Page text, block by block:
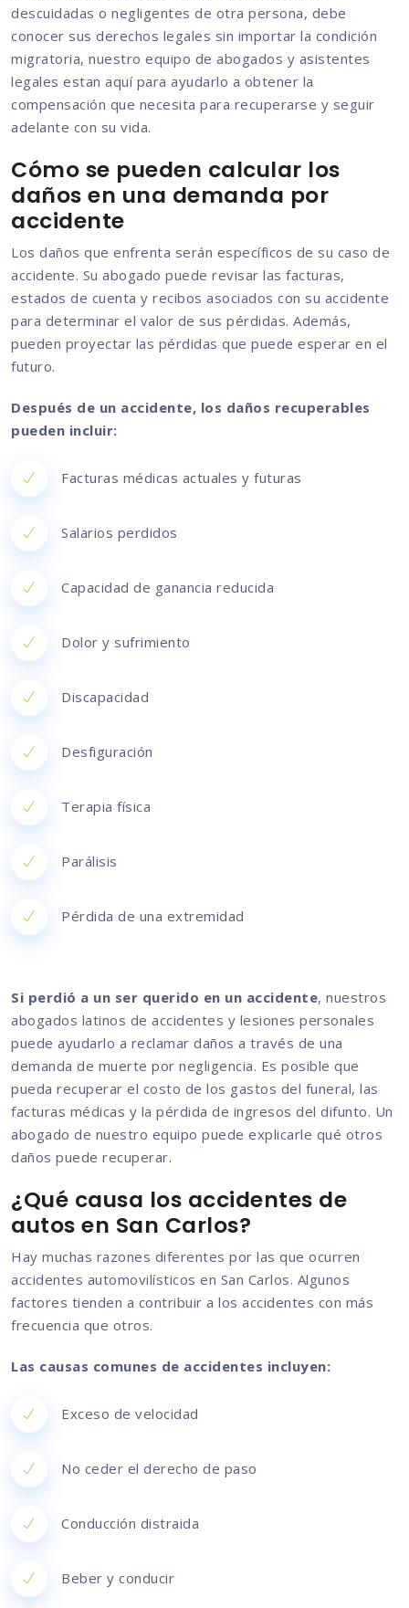
descuidadas o negligentes de otra persona, debe
conocer sus derechos legales sin importar la condición
migratoria, nuestro equipo de abogados y asistentes
legales estan aquí para ayudarlo a obtener la
compensación que necesita para recuperarse y seguir
adelante con su vida.
Cómo se pueden calcular los
daños en una demanda por
accidente
Los daños que enfrenta serán específicos de su caso de
accidente. Su abogado puede revisar las facturas,
estados de cuenta y recibos asociados con su accidente
para determinar el valor de sus pérdidas. Además,
pueden proyectar las pérdidas que puede esperar en el
futuro.
Después de un accidente, los daños recuperables
pueden incluir:
Facturas médicas actuales y futuras
Salarios perdidos
Capacidad de ganancia reducida
Dolor y sufrimiento
Discapacidad
Desfiguración
Terapia física
Parálisis
Pérdida de una extremidad
Si perdió a un ser querido en un accidente, nuestros
abogados latinos de accidentes y lesiones personales
puede ayudarlo a reclamar daños a través de una
demanda de muerte por negligencia. Es posible que
pueda recuperar el costo de los gastos del funeral, las
facturas médicas y la pérdida de ingresos del difunto. Un
abogado de nuestro equipo puede explicarle qué otros
daños puede recuperar.
¿Qué causa los accidentes de
autos en San Carlos?
Hay muchas razones diferentes por las que ocurren
accidentes automovilísticos en San Carlos. Algunos
factores tienden a contribuir a los accidentes con más
frecuencia que otros.
Las causas comunes de accidentes incluyen:
Exceso de velocidad
No ceder el derecho de paso
Conducción distraida
Beber y conducir